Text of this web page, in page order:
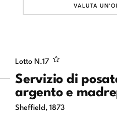
Lotto N.17
Servizio di
argento e
Sheffield, 1873
VALUTA